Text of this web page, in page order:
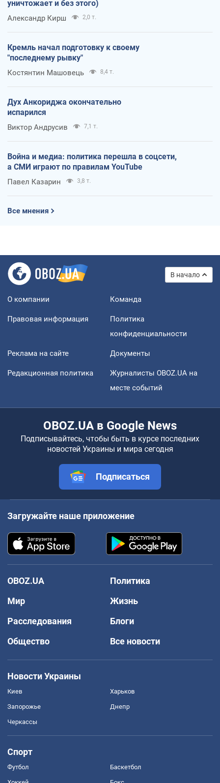
уничтожает и без этого)
Александр Кирш 2,0 т.
Кремль начал подготовку к своему
"последнему рывку"
Костянтин Машовець 8,4 т.
Дух Анкориджа окончательно
испарился
Виктор Андрусив 7,1 т.
Война и медиа: политика перешла в соцсети,
а СМИ играют по правилам YouTube
Павел Казарин 3,8 т.
Все мнения
В начало
О компании Команда
Правовая информация
Политика
конфиденциальности
Реклама на сайте Документы
Редакционная политика
Журналисты OBOZ.UA на
месте событий
OBOZ.UA в Google News
Подписывайтесь, чтобы быть в курсе последних
новостей Украины и мира сегодня
Подписаться
Загружайте наше приложение
OBOZ.UA
Политика
Мир
Жизнь
Расследования
Блоги
Общество
Все новости
Новости Украины
Киев Харьков
Запорожье Днепр
Черкассы
Спорт
Футбол Баскетбол